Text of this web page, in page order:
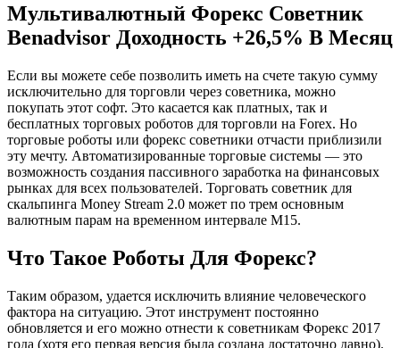
Мультивалютный Форекс Советник
Benadvisor Доходность +26,5% В Месяц
Если вы можете себе позволить иметь на счете такую сумму
исключительно для торговли через советника, можно
покупать этот софт. Это касается как платных, так и
бесплатных торговых роботов для торговли на Forex. Но
торговые роботы или форекс советники отчасти приблизили
эту мечту. Автоматизированные торговые системы — это
возможность создания пассивного заработка на финансовых
рынках для всех пользователей. Торговать советник для
скальпинга Money Stream 2.0 может по трем основным
валютным парам на временном интервале М15.
Что Такое Роботы Для Форекс?
Таким образом, удается исключить влияние человеческого
фактора на ситуацию. Этот инструмент постоянно
обновляется и его можно отнести к советникам Форекс 2017
года (хотя его первая версия была создана достаточно давно).